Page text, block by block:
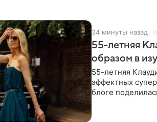
34 минуты назад
55-летняя
образом в
55-летняя
эффектных
блоге